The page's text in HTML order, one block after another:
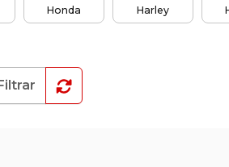
Honda Harley